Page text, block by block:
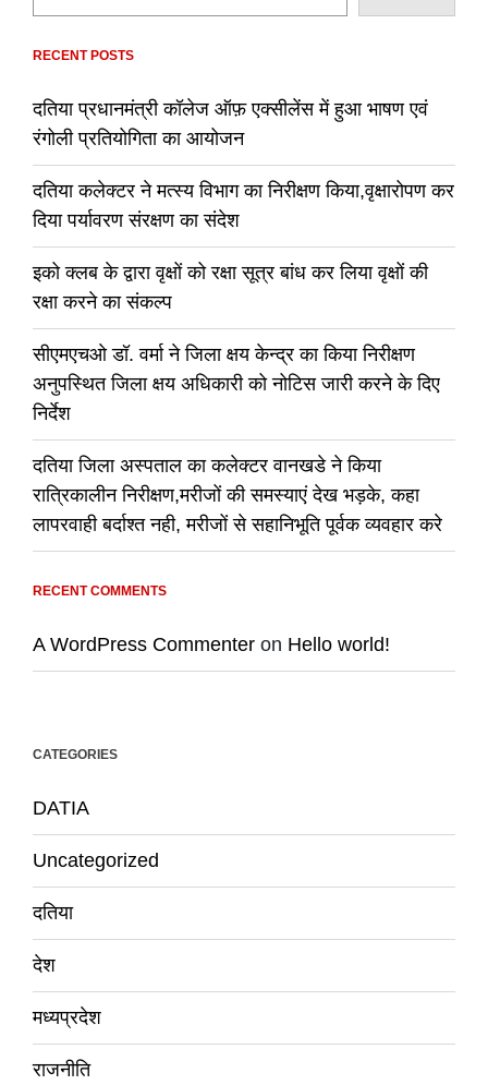
RECENT POSTS
दतिया प्रधानमंत्री कॉलेज ऑफ़ एक्सीलेंस में हुआ भाषण एवं
रंगोली प्रतियोगिता का आयोजन
दतिया कलेक्टर ने मत्स्य विभाग का निरीक्षण किया,वृक्षारोपण कर
दिया पर्यावरण संरक्षण का संदेश
इको क्लब के द्वारा वृक्षों को रक्षा सूत्र बांध कर लिया वृक्षों की
रक्षा करने का संकल्प
सीएमएचओ डॉ. वर्मा ने जिला क्षय केन्द्र का किया निरीक्षण
अनुपस्थित जिला क्षय अधिकारी को नोटिस जारी करने के दिए
निर्देश
दतिया जिला अस्पताल का कलेक्टर वानखडे ने किया
रात्रिकालीन निरीक्षण,मरीजों की समस्याएं देख भड़के, कहा
लापरवाही बर्दाश्त नही, मरीजों से सहानिभूति पूर्वक व्यवहार करे
RECENT COMMENTS
A WordPress Commenter on Hello world!
CATEGORIES
DATIA
Uncategorized
दतिया
देश
मध्यप्रदेश
राजनीति